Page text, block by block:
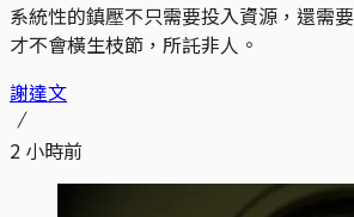
系統性的鎮壓不只需要投入資源，還需
才不會橫生枝節，所託非人。
謝達文
2 小時前